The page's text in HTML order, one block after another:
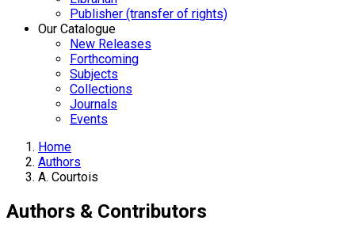
Publisher (transfer of rights)
Our Catalogue
New Releases
Forthcoming
Subjects
Collections
Journals
Events
Home
Authors
A. Courtois
Authors & Contributors